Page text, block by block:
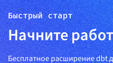
Быстрый старт
Начните
Бесплатное расширение dbt